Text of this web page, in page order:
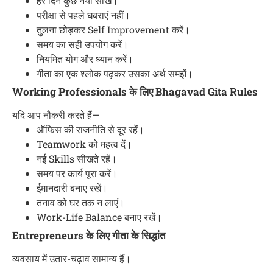
परीक्षा से पहले घबराएं नहीं।
तुलना छोड़कर Self Improvement करें।
समय का सही उपयोग करें।
नियमित योग और ध्यान करें।
गीता का एक श्लोक पढ़कर उसका अर्थ समझें।
Working Professionals के लिए Bhagavad Gita Rules
यदि आप नौकरी करते हैं—
ऑफिस की राजनीति से दूर रहें।
Teamwork को महत्व दें।
नई Skills सीखते रहें।
समय पर कार्य पूरा करें।
ईमानदारी बनाए रखें।
तनाव को घर तक न लाएं।
Work-Life Balance बनाए रखें।
Entrepreneurs के लिए गीता के सिद्धांत
व्यवसाय में उतार-चढ़ाव सामान्य हैं।